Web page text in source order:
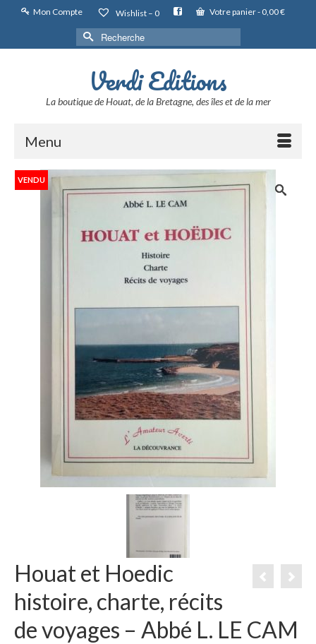
Mon Compte Wishlist – 0 Votre panier- 0,00€
Rechercher :
Verdi Editions
La boutique de Houat, de la Bretagne, des îles et de la mer
Menu
VENDU
Houat et Hoedic
histoire, charte, récits
de voyages – Abbé L. LE CAM